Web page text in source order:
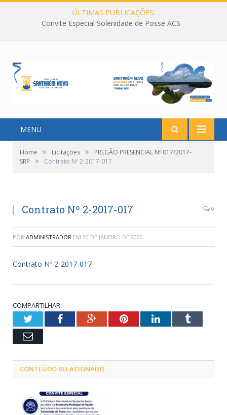
ÚLTIMAS PUBLICAÇÕES:
Convite Especial Solenidade de Posse ACS
MENU
Home » Licitações »
PREGÃO PRESENCIAL Nº 017/2017-
SRP
» Contrato Nº 2-2017-017
Contrato Nº 2-2017-017 0
POR ADMINISTRADOR EM 20 DE JANEIRO DE 2020
Contrato Nº 2-2017-017
COMPARTILHAR:
TwitterFacebookGoogle+PinterestLinkedInTumblr
Email
CONTEÚDO RELACIONADO